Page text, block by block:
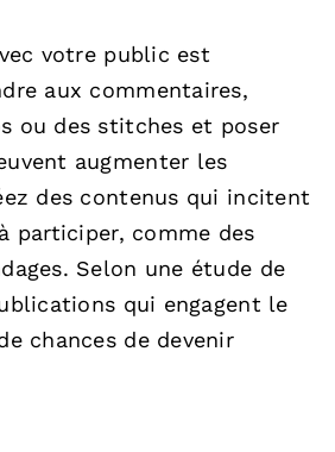
votre public est
aux commentaires,
ou des stitches et poser
augmenter les
des contenus qui incitent
participer, comme des
Selon une étude de
qui engagent le
chances de devenir